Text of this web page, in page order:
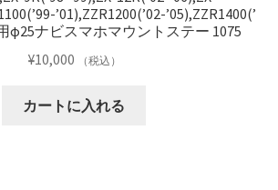
’01),ZZR1200(’02-’05),ZZR1400(’
φ25ナビスマホマウントステー 1075
¥10,000 （税込）
カートに入れる